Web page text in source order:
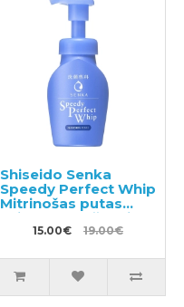
Shiseido Senka
Speedy Perfect Whip
Mitrinošas putas
sejas mazgāšanai ar
hialuronskābi 150ml
15.00€ 19.00€